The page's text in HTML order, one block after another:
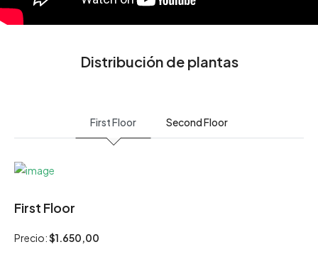
Distribución de plantas
First Floor Second Floor
First Floor
Precio:$1.650,00